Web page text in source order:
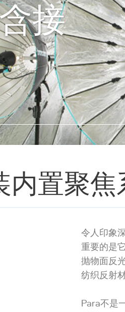
接
内置聚
令人印象
重要的是
抛物面反
纺织反射材
Para不是